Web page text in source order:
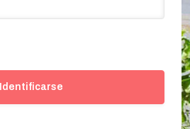
Identificarse